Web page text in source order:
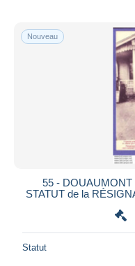
Nouveau
55 -
STATUT de la
Statut